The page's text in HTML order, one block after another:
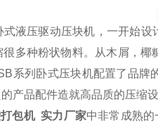
液压驱动压块机，一开始
多种粉状物料。从木屑，
系列卧式压块机配置了品
产品配件造就高品质的压缩设
包机 实力厂家中非常成熟